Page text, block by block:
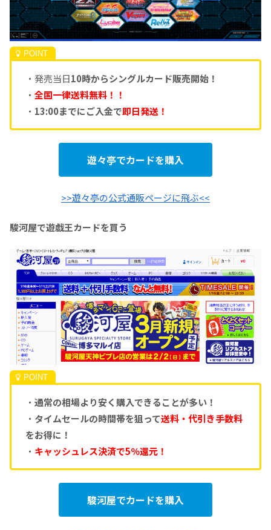
・発売当日10時からシングルカード販売開始！
・ 全国一律送料無料！！
・ 13:00までにご入金で即日発送！
遊々亭でカードを購入
>>遊々亭の公式通販ページに飛ぶ<<
駿河屋で遊戯王カードを買う
・ 通常の相場より安く購入できることが多い！
・ タイムセールの時間帯を狙って送料・代引き手数料
をお得に！
・ キャッシュレス決済で5％還元！
駿河屋でカードを購入